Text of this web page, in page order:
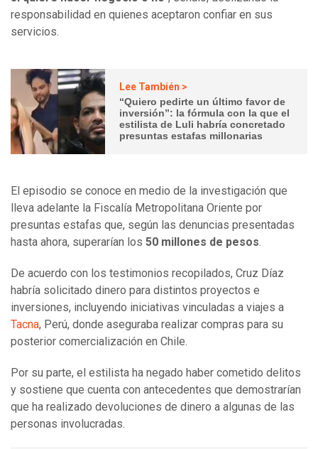
responsabilidad en quienes aceptaron confiar en sus
servicios.
Lee También >
“Quiero pedirte un último favor de
inversión”: la fórmula con la que el
estilista de Luli habría concretado
presuntas estafas millonarias
El episodio se conoce en medio de la investigación que
lleva adelante la Fiscalía Metropolitana Oriente por
presuntas estafas que, según las denuncias presentadas
hasta ahora, superarían los 50 millones de pesos.
De acuerdo con los testimonios recopilados, Cruz Díaz
habría solicitado dinero para distintos proyectos e
inversiones, incluyendo iniciativas vinculadas a viajes a
Tacna, Perú, donde aseguraba realizar compras para su
posterior comercialización en Chile.
Por su parte, el estilista ha negado haber cometido delitos
y sostiene que cuenta con antecedentes que demostrarían
que ha realizado devoluciones de dinero a algunas de las
personas involucradas.